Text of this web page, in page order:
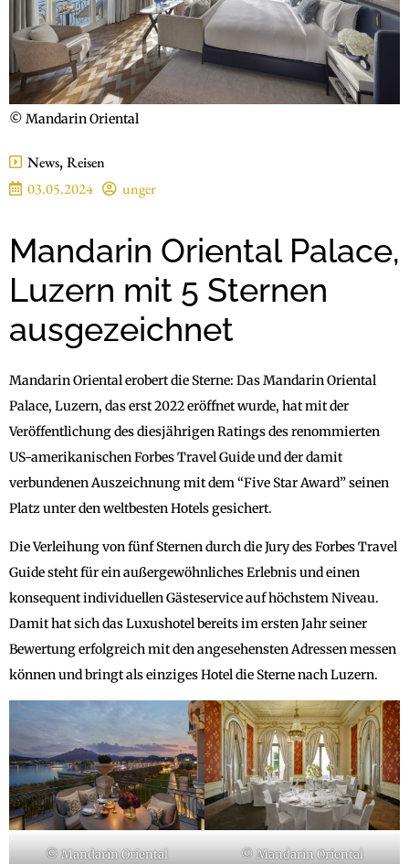
© Mandarin Oriental
News, Reisen
03.05.2024
unger
Mandarin Oriental Palace,
Luzern mit 5 Sternen
ausgezeichnet
Mandarin Oriental erobert die Sterne: Das Mandarin Oriental
Palace, Luzern, das erst 2022 eröffnet wurde, hat mit der
Veröffentlichung des diesjährigen Ratings des renommierten
US-amerikanischen Forbes Travel Guide und der damit
verbundenen Auszeichnung mit dem “Five Star Award” seinen
Platz unter den weltbesten Hotels gesichert.
Die Verleihung von fünf Sternen durch die Jury des Forbes Travel
Guide steht für ein außergewöhnliches Erlebnis und einen
konsequent individuellen Gästeservice auf höchstem Niveau.
Damit hat sich das Luxushotel bereits im ersten Jahr seiner
Bewertung erfolgreich mit den angesehensten Adressen messen
können und bringt als einziges Hotel die Sterne nach Luzern.
© Mandarin Oriental © Mandarin Oriental